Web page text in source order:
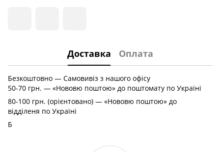
Доставка Оплата
Безкоштовно — Самовивіз з нашого офісу
50-70 грн. — «Нововю поштою» до поштомату по Україні
80-100 грн. (орієнтовано) — «Нововю поштою» до
відділеня по Україні
Б